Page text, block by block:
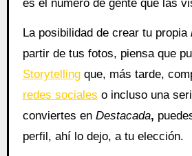
es el número de gente que las
La posibilidad de crear tu propia
partir de tus fotos, piensa que
Storytellingque, más tarde,
redes sociales o incluso una
conviertes en Destacada,
perfil, ahí lo dejo, a tu elección.